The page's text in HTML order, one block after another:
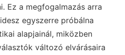
Ez a megfogalmazás arra
egyszerre próbálna
alapjainál, miközben
változó elvárásaira